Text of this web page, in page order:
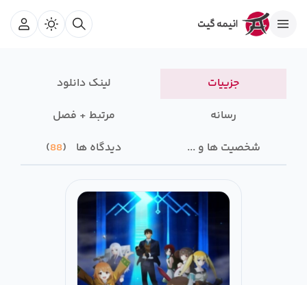
جزییات
لینک دانلود
رسانه‌
مرتبط + فصل
شخصیت ها و ...
دیدگاه ها 88